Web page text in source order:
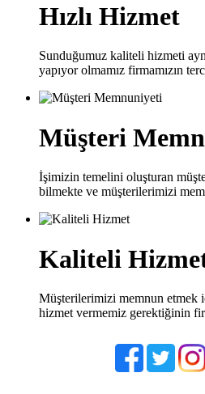
Hızlı Hizmet
Sunduğumuz kaliteli hizmeti
yapıyor olmamız firmamızın
Müşteri
İşimizin temelini oluşturan
bilmekte ve müşterilerimizi
Kaliteli
Müşterilerimizi memnun etmek
hizmet vermemiz gerektiğinin